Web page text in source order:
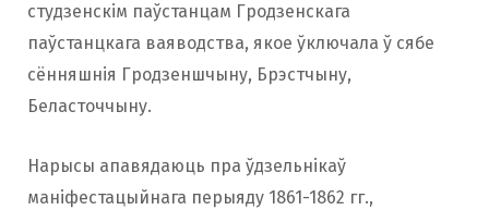
студзенскім паўстанцам Гродзенскага
паўстанцкага ваяводства, якое ўключала ў сябе
сённяшнія Гродзеншчыну, Брэстчыну,
Беласточчыну.
Нарысы апавядаюць пра ўдзельнікаў
маніфестацыйнага перыяду 1861-1862 гг.,